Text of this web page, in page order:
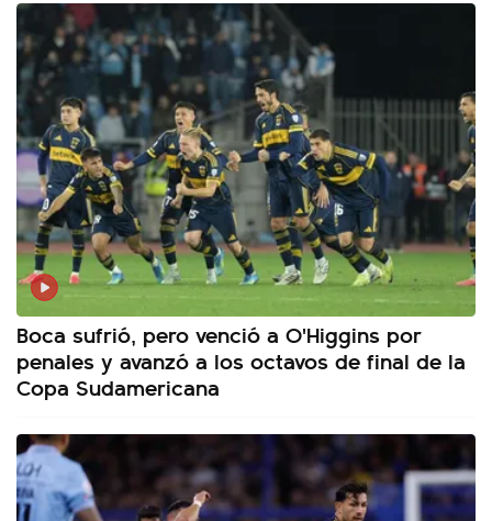
Boca sufrió, pero venció a O'Higgins por
penales y avanzó a los octavos de final de la
Copa Sudamericana